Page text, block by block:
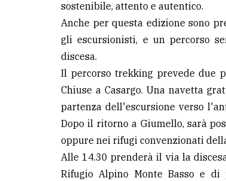
sostenibile, attento e autentico.
Anche per questa edizione sono
gli escursionisti, e un percorso
discesa.
Il percorso trekking prevede due
Chiuse a Casargo. Una navetta
partenza dell'escursione verso
Dopo il ritorno a Giumello, sarà
oppure nei rifugi convenzionati
Alle 14.30 prenderà il via la
Rifugio Alpino Monte Basso e